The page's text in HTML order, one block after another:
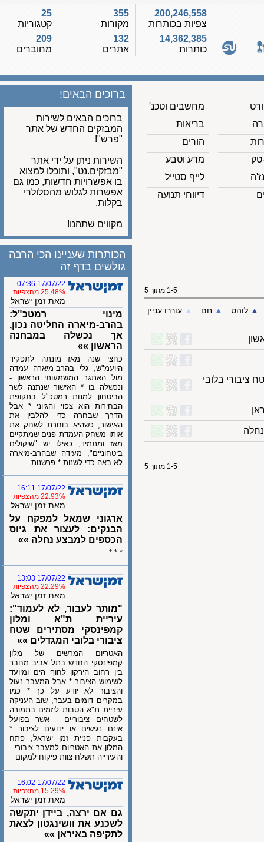
200,246,558
צפיות בכותרות
14,362,385
כותרות
355
מקורות
132
אתרים
קטגוריות
209
מחוברים
מחשבים וטכנ'
בריאות
הורים
מדע וטבע
לייף סטייל
דיווחי תנועה
ברוכים הבאים!
ברוכים הבאים לשירות
המבזקים החדש של אתר
"פרש"!
השירות ניתן על ידי אתר
"מבזקים.נט", ותוכלו למצוא
בו אפשרויות חדשות, כמו גם
אפשרות לגלוש מהסלולרי
בקלות.
מקווים שתהנו!
לוהט ▲︎ חם ▲︎ עוררו עניין
בלובי
הכותרות שעניינו הכי הרבה
גולשים בדף זה
17/07/22 07:36
25.48% מהצפיות
מאת זמן ישראל
מינוי רמטכ"ל:
בהרב-מיארה החליטה נכון,
אך נכשלה במבחנה
הראשון »»
כחצי שנה מאז מונתה לתפקיד
היועמ"ש, גלי בהרב-מיארה עמדה
מול האתגר המשמעותי הראשון -
ונכשלה בו * האישור שנתנה לשר
הביטחון למנות רמטכ"ל בתקופת
הבחירות הוא צפוי והגיוני * אבל
הדרך שבחרה כדי להלבין את
האישור, כשהיא בוחרת לשחק את
אותו משחק העמדת פנים שמתקיים
מאז ומתמיד, כאילו יש "שיקולים
ביטחוניים", מעידה שבהרב-מיארה
לא באה כדי לשנות * פרשנות
17/07/22 16:11
22.93% מהצפיות
מאת זמן ישראל
ארגוני שמאל למפקח על
הבנקים: לעצור את גיוס
הכספים למבצע נחלה »»
* * *
17/07/22 13:03
22.29% מהצפיות
מאת זמן ישראל
"מותר לעבור, לא לעמוד":
עיריית ת"א ומלון
קמפינסקי מסתירים שטח
ציבורי בלובי המגדלים »»
האטריום המרשים של מלון
קמפינסקי החדש בתל אביב מחבר
בין רחוב הירקון לחוף הים ומיועד
לשימוש הציבור * אבל המעבר נעול
והציבור לא יודע על כך * כמו
במקרים דומים בעבר, שוב העניקה
עיריית ת"א הטבות ליזמים בתמורה
לשטחים ציבוריים - אשר בפועל
אינם נגישים או ידועים לציבור *
בעקבות פניית זמן ישראל, פתח
המלון את האטריום למעבר ציבורי -
והעירייה תשלח צוות פיקוח למקום
17/07/22 16:02
15.29% מהצפיות
מאת זמן ישראל
גם אם ירצה, ביידן יתקשה
לשכנע את וושינגטון לצאת
לתקיפה באיראן »»